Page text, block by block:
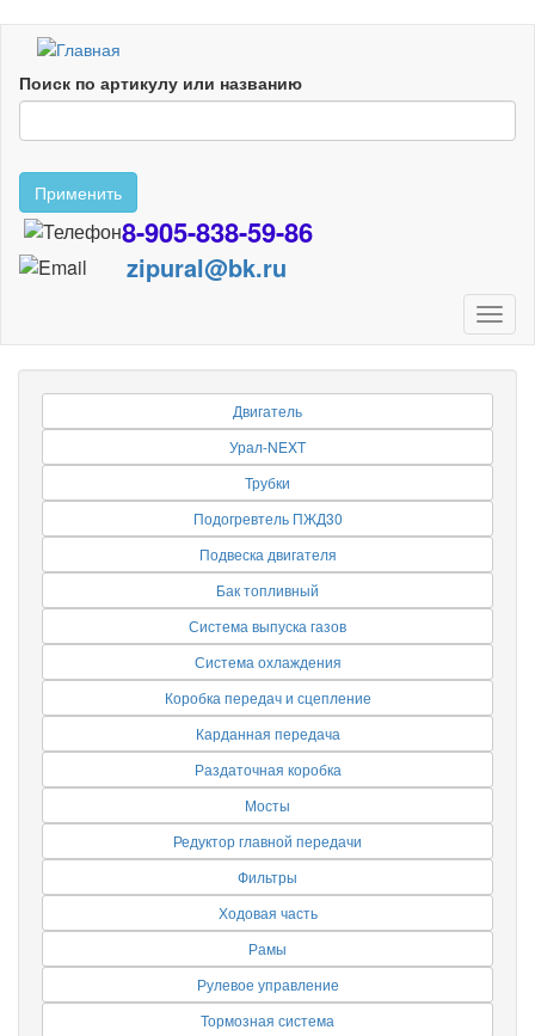
Перейти
основному
содержанию
Поиск по артикулу или названию
Применить
8-905-838-59-86
zipural@bk.ru
Двигатель
Урал-NEXT
Трубки
Подогревтель ПЖД30
Подвеска двигателя
Бак топливный
Система выпуска газов
Система охлаждения
Коробка передач и сцепление
Карданная передача
Раздаточная коробка
Мосты
Редуктор главной передачи
Фильтры
Ходовая часть
Рамы
Рулевое управление
Тормозная система